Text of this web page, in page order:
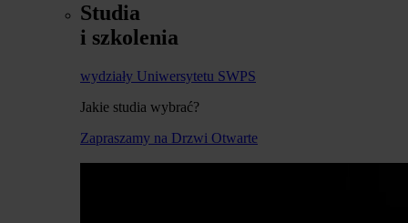
Studia
i szkolenia
wydziały Uniwersytetu SWPS
Jakie studia wybrać?
Zapraszamy na Drzwi Otwarte